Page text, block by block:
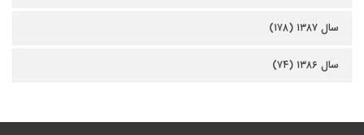
سال ۱۳۸۷ (۱۷۸)
سال ۱۳۸۶ (۷۴)